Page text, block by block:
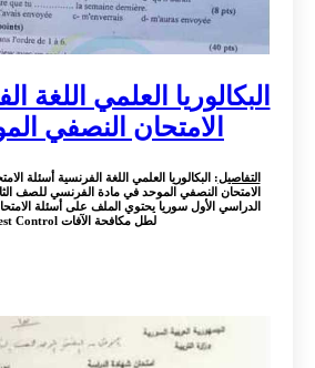
البكالوريا العلمي اللغة
الامتحان النصفي
التفاصيل: البكالوريا العلمي اللغة الفرنسية أسئلة
الامتحان النصفي الموحد في مادة الفرنسي للصف
الدراسي الأول سوريا يحتوي الملف على أسئلة
لطل مكافحة الآفات Pest Control ...